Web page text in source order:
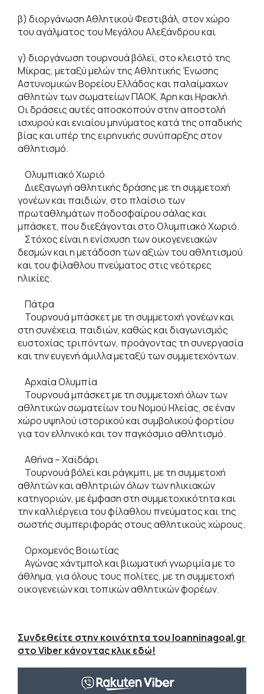
β) διοργάνωση Αθλητικού Φεστιβάλ, στον χώρο
του αγάλματος του Μεγάλου Αλεξάνδρου και
γ) διοργάνωση τουρνουά βόλεϊ, στο κλειστό της
Μίκρας, μεταξύ μελών της Αθλητικής Ένωσης
Αστυνομικών Βορείου Ελλάδος και παλαίμαχων
αθλητών των σωματείων ΠΑΟΚ, Άρη και Ηρακλή.
Οι δράσεις αυτές αποσκοπούν στην αποστολή
ισχυρού και ενιαίου μηνύματος κατά της οπαδικής
βίας και υπέρ της ειρηνικής συνύπαρξης στον
αθλητισμό.
Ολυμπιακό Χωριό
Διεξαγωγή αθλητικής δράσης με τη συμμετοχή
γονέων και παιδιών, στο πλαίσιο των
πρωταθλημάτων ποδοσφαίρου σάλας και
μπάσκετ, που διεξάγονται στο Ολυμπιακό Χωριό.
Στόχος είναι η ενίσχυση των οικογενειακών
δεσμών και η μετάδοση των αξιών του αθλητισμού
και του φίλαθλου πνεύματος στις νεότερες
ηλικίες.
Πάτρα
Τουρνουά μπάσκετ με τη συμμετοχή γονέων και
στη συνέχεια, παιδιών, καθώς και διαγωνισμός
ευστοχίας τριπόντων, προάγοντας τη συνεργασία
και την ευγενή άμιλλα μεταξύ των συμμετεχόντων.
Αρχαία Ολυμπία
Τουρνουά μπάσκετ με τη συμμετοχή όλων των
αθλητικών σωματείων του Νομού Ηλείας, σε έναν
χώρο υψηλού ιστορικού και συμβολικού φορτίου
για τον ελληνικό και τον παγκόσμιο αθλητισμό.
Αθήνα – Χαϊδάρι
Τουρνουά βόλεϊ και ράγκμπι, με τη συμμετοχή
αθλητών και αθλητριών όλων των ηλικιακών
κατηγοριών, με έμφαση στη συμμετοχικότητα και
την καλλιέργεια του φίλαθλου πνεύματος και της
σωστής συμπεριφοράς στους αθλητικούς χώρους.
Ορχομενός Βοιωτίας
Αγώνας χάντμπολ και βιωματική γνωριμία με το
άθλημα, για όλους τους πολίτες, με τη συμμετοχή
οικογενειών και τοπικών αθλητικών φορέων.
Συνδεθείτε στην κοινότητα του Ioanninagoal.gr
στο Viber κάνοντας κλικ εδώ!